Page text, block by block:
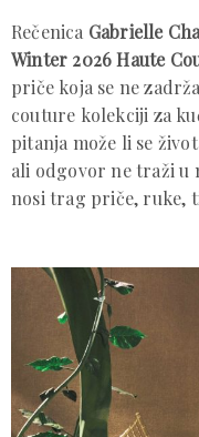
Rečenica Gabrielle
Winter 2026 Haute
priče koja se ne
couture kolekciji za
pitanja može li se
ali odgovor ne traži u
nosi trag priče, ruke,